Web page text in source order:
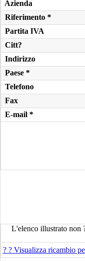
Azienda
Riferimento *
Partita IVA
Citt?
Indirizzo
Paese *
Telefono
Fax
E-mail *
L'elenco illustrato non
? ? Visualizza ricambio